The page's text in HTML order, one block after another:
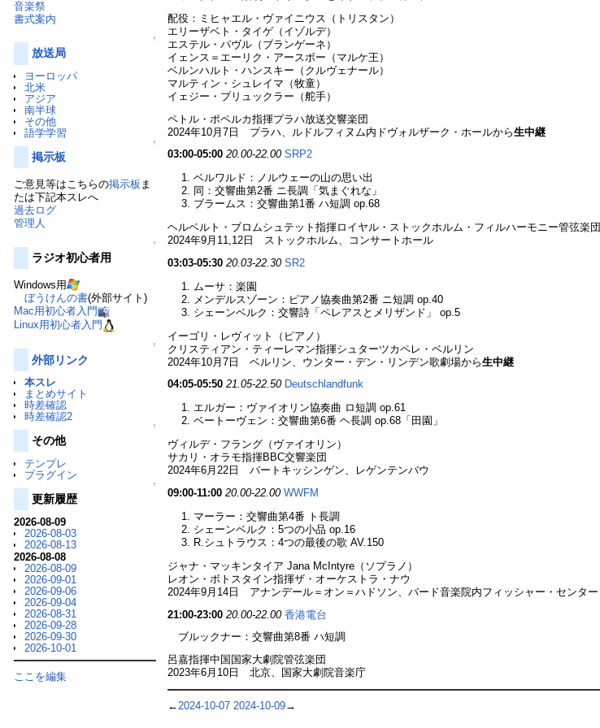
音楽祭
書式案内
↑
放送局
ヨーロッパ
北米
アジア
南半球
その他
語学学習
↑
掲示板
ご意見等はこちらの掲示板 ま
たは下記本スレへ
過去ログ
管理人
↑
ラジオ初心者用
Windows用
ぼうけんの書(外部サイト)
Mac用初心者入門
Linux用初心者入門
↑
外部リンク
本スレ
まとめサイト
時差確認
時差確認2
↑
その他
テンプレ
プラグイン
↑
更新履歴
2026-08-09
2026-08-03
2026-08-13
2026-08-08
2026-08-09
2026-09-01
2026-09-06
2026-09-04
2026-08-31
2026-09-28
2026-09-30
2026-10-01
ここを編集
配役：ミヒャエル・ヴァイニウス（トリスタン）
エリーザベト・タイゲ（イゾルデ）
エステル・パヴル（ブランゲーネ）
イェンス＝エーリク・アースボー（マルケ王）
ベルンハルト・ハンスキー（クルヴェナール）
マルティン・シュレイマ（牧童）
イェジー・ブリュックラー（舵手）
ペトル・ポペルカ指揮プラハ放送交響楽団
2024年10月7日 プラハ、ルドルフィヌム内ドヴォルザーク・ホールから生中継
03:00-05:00 20.00-22.00 SRP2
ベルワルド：ノルウェーの山の思い出
同：交響曲第2番 ニ長調「気まぐれな」
ブラームス：交響曲第1番 ハ短調 op.68
ヘルベルト・ブロムシュテット指揮ロイヤル・ストックホルム・フィルハーモニー管弦楽団
2024年9月11,12日 ストックホルム、コンサートホール
03:03-05:30 20.03-22.30 SR2
ムーサ：楽園
メンデルスゾーン：ピアノ協奏曲第2番 ニ短調 op.40
シェーンベルク：交響詩「ペレアスとメリザンド」 op.5
イーゴリ・レヴィット（ピアノ）
クリスティアン・ティーレマン指揮シュターツカペレ・ベルリン
2024年10月7日 ベルリン、ウンター・デン・リンデン歌劇場から生中継
04:05-05:50 21.05-22.50 Deutschlandfunk
エルガー：ヴァイオリン協奏曲 ロ短調 op.61
ベートーヴェン：交響曲第6番 ヘ長調 op.68「田園」
ヴィルデ・フラング（ヴァイオリン）
サカリ・オラモ指揮BBC交響楽団
2024年6月22日 バートキッシンゲン、レゲンテンバウ
09:00-11:00 20.00-22.00 WWFM
マーラー：交響曲第4番 ト長調
シェーンベルク：5つの小品 op.16
R.シュトラウス：4つの最後の歌 AV.150
ジャナ・マッキンタイア Jana McIntyre（ソプラノ）
レオン・ボトスタイン指揮ザ・オーケストラ・ナウ
2024年9月14日 アナンデール＝オン＝ハドソン、バード音楽院内フィッシャー・センター
21:00-23:00 20.00-22.00 香港電台
ブルックナー：交響曲第8番 ハ短調
呂嘉指揮中国国家大劇院管弦楽団
2023年6月10日 北京、国家大劇院音楽庁
←2024-10-07 2024-10-09→